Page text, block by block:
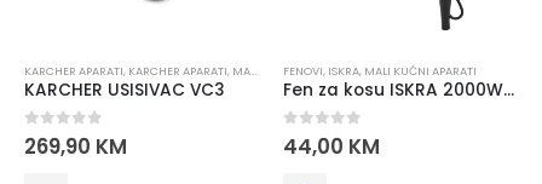
KARCHER APARATI, KARCHER APARATI, MALI KUĆNI APARATI ,USISIVAČI,USISIVAČI
KARCHER USISIVAC VC3
0 out of 5
269,90 KM
FENOVI, ISKRA, MALI KUĆNI APARATI
Fen za kosu ISKRA 2000W RH-1803AM-1 roze
0out of 5
44,00 KM